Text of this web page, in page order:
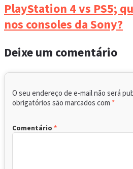
PlayStation 4 vs PS5;
nos consoles da Sony?
Deixe um comentário
O seu endereço de e-mail não será
obrigatórios são marcados com *
Comentário *